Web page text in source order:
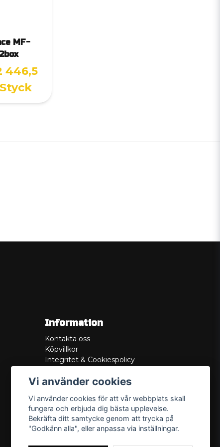
MF-
446,5
Information
Kontakta oss
Köpvillkor
Integritet & Cookiespolicy
Service/Garanti
Lådritning
Om oss
Vi använder cookies
Vi använder cookies för att vår webbplats skall
fungera och erbjuda dig bästa upplevelse.
Bekräfta ditt samtycke genom att trycka på
"Godkänn alla", eller anpassa via inställningar.